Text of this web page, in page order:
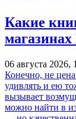
Какие
магазинах
06 августа 2026,
Конечно, не
удивлять и ею
вызывает
можно найти в